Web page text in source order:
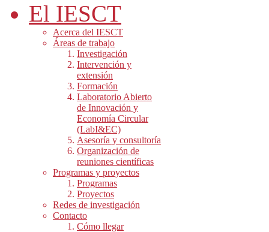
El IESCT
Acerca del IESCT
Áreas de trabajo
Investigación
Intervención y
extensión
Formación
Laboratorio Abierto
de Innovación y
Economía Circular
(LabI&EC)
Asesoría y consultoría
Organización de
reuniones científicas
Programas y proyectos
Programas
Proyectos
Redes de investigación
Contacto
Cómo llegar